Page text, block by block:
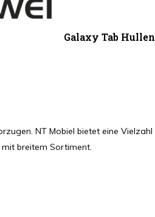
Galaxy Tab Hullen
NT Mobiel bietet eine Vielzahl
breitem Sortiment.